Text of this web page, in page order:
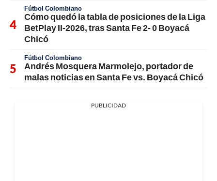
Fútbol Colombiano
Cómo quedó la tabla de posiciones de la Liga
BetPlay II-2026, tras Santa Fe 2- 0 Boyacá
Chicó
Fútbol Colombiano
Andrés Mosquera Marmolejo, portador de
malas noticias en Santa Fe vs. Boyacá Chicó
PUBLICIDAD